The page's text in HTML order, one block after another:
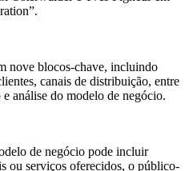
nove blocos-chave, incluindo
canais de distribuição, entre
análise do modelo de negócio.
de negócio pode incluir
ou serviços oferecidos, o público-